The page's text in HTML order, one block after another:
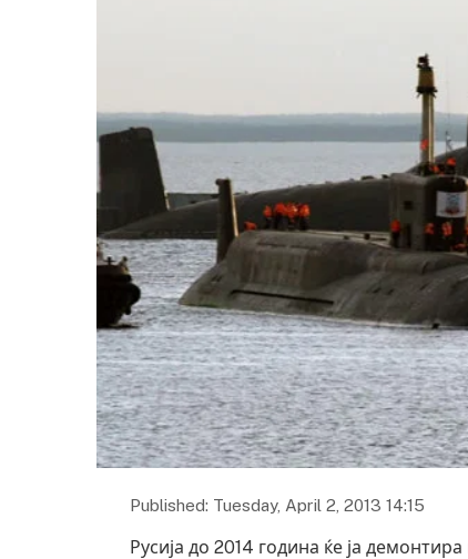
Published: Tuesday, April 2, 2013 14:15
Русија до 2014 година ќе ја